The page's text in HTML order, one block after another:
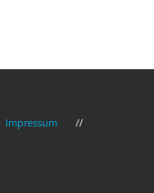
Impressum //